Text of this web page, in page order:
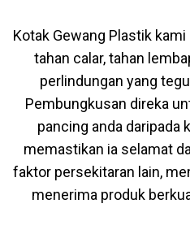
Kotak Gewang Plastik
tahan calar, tahan
perlindungan yang
Pembungkusan direka
pancing anda daripada
memastikan ia selamat
faktor persekitaran lain,
menerima produk